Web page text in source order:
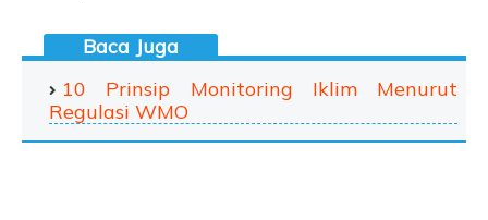
10 Prinsip Monitoring Iklim Menurut
Regulasi WMO